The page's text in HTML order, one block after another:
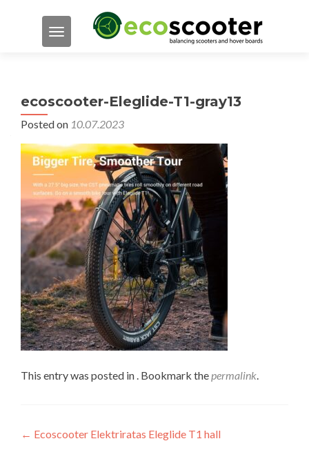
TOGGLE NAVIGATION
ecoscooter-Eleglide-T1-gray13
Posted on 10.07.2023
This entry was posted in . Bookmark thepermalink.
Navigeerimine
← Ecoscooter Elektriratas Eleglide T1 hall